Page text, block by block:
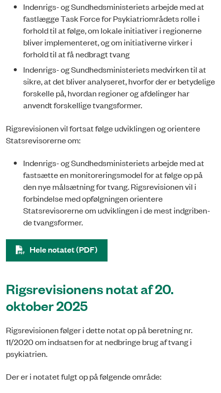
Indenrigs- og Sundhedsministeriets arbejde med at
fastlægge Task Force for Psykiatriområdets rolle i
forhold til at følge, om lokale initiativer i regionerne
bliver implementeret, og om initiativerne virker i
forhold til at få nedbragt tvang
Indenrigs- og Sundhedsministeriets medvirken til at
sikre, at det bliver analyseret, hvorfor der er betydelige
forskelle på, hvordan regioner og afdelinger har
anvendt forskellige tvangsformer.
Rigsrevisionen vil fortsat følge udviklingen og orientere
Statsrevisorerne om:
Indenrigs- og Sundhedsministeriets arbejde med at
fastsætte en monitoreringsmodel for at følge op på
den nye målsætning for tvang. Rigsrevisionen vil i
forbindelse med opfølgningen orientere
Statsrevisorerne om udviklingen i de mest indgriben­
de tvangsformer.
Hele notatet (PDF)
Rigsrevisionens notat af 20.
oktober 2025
Rigsrevisionen følger i dette notat op på beretning nr.
11/2020 om indsatsen for at nedbringe brug af tvang i
psykiatrien.
Der er i notatet fulgt op på følgende område: